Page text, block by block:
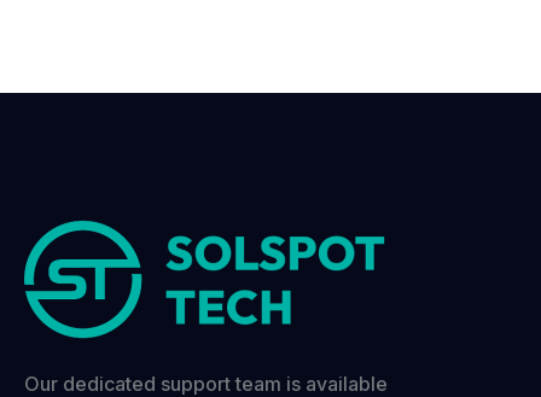
Our dedicated support team is available